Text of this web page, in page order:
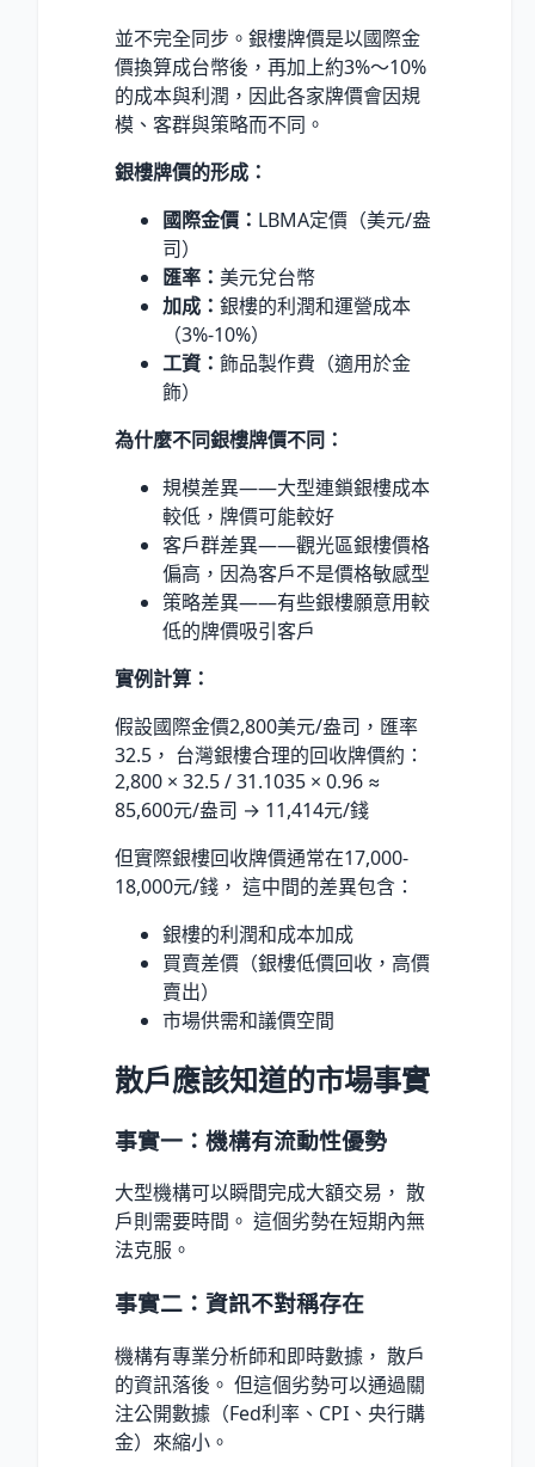
並不完全同步。銀樓牌價是以國際金
價換算成台幣後，再加上約3%～10%
的成本與利潤，因此各家牌價會因規
模、客群與策略而不同。
銀樓牌價的形成：
國際金價： LBMA定價（美元/盎
司）
匯率： 美元兌台幣
加成： 銀樓的利潤和運營成本
（3%-10%）
工資： 飾品製作費（適用於金
飾）
為什麼不同銀樓牌價不同：
規模差異——大型連鎖銀樓成本
較低，牌價可能較好
客戶群差異——觀光區銀樓價格
偏高，因為客戶不是價格敏感型
策略差異——有些銀樓願意用較
低的牌價吸引客戶
實例計算：
假設國際金價2,800美元/盎司，匯率
32.5， 台灣銀樓合理的回收牌價約：
2,800 × 32.5 / 31.1035 × 0.96 ≈
85,600元/盎司 → 11,414元/錢
但實際銀樓回收牌價通常在17,000-
18,000元/錢， 這中間的差異包含：
銀樓的利潤和成本加成
買賣差價（銀樓低價回收，高價
賣出）
市場供需和議價空間
散戶應該知道的市場事實
事實一：機構有流動性優勢
大型機構可以瞬間完成大額交易， 散
戶則需要時間。 這個劣勢在短期內無
法克服。
事實二：資訊不對稱存在
機構有專業分析師和即時數據， 散戶
的資訊落後。 但這個劣勢可以通過關
注公開數據（Fed利率、CPI、央行購
金）來縮小。